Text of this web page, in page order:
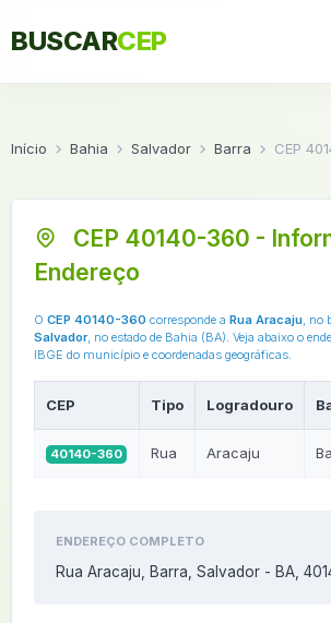
BUSCARCEP
Início Bahia Salvador Barra CEP
CEP 40140-360 -
Endereço
O CEP 40140-360 corresponde a Rua Aracaju, no
Salvador, no estado de Bahia (BA). Veja abaixo o
IBGE do município e coordenadas geográficas.
CEP Tipo Logradouro
40140-360 Rua Aracaju
ENDEREÇO COMPLETO
Rua Aracaju, Barra, Salvador - BA,